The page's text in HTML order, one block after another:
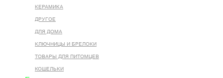
КЕРАМИКА
ДРУГОЕ
ДЛЯ ДОМА
КЛЮЧНИЦЫ И БРЕЛОКИ
ТОВАРЫ ДЛЯ ПИТОМЦЕВ
КОШЕЛЬКИ